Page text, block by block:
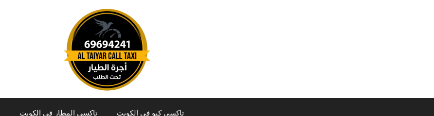
تاكسي كيو في الكويت تاكسي المطار في الكويت